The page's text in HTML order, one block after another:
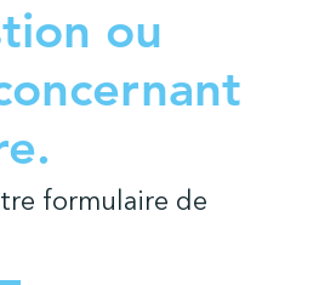
ou
formulaire de